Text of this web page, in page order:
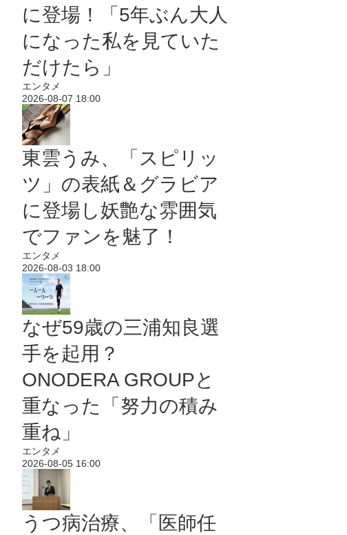
に登場！「5年ぶん大人
になった私を見ていた
だけたら」
エンタメ
2026-08-07 18:00
東雲うみ、「スピリッ
ツ」の表紙＆グラビア
に登場し妖艶な雰囲気
でファンを魅了！
エンタメ
2026-08-03 18:00
なぜ59歳の三浦知良選
手を起用？
ONODERA GROUPと
重なった「努力の積み
重ね」
エンタメ
2026-08-05 16:00
うつ病治療、「医師任